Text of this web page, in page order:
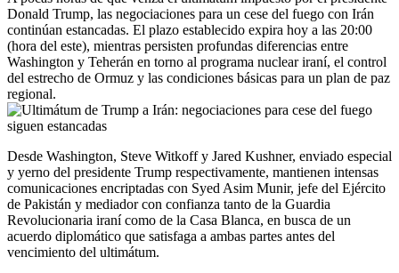
Donald Trump, las negociaciones para un cese del fuego con Irán
continúan estancadas. El plazo establecido expira hoy a las 20:00
(hora del este), mientras persisten profundas diferencias entre
Washington y Teherán en torno al programa nuclear iraní, el control
del estrecho de Ormuz y las condiciones básicas para un plan de paz
regional.
Desde Washington, Steve Witkoff y Jared Kushner, enviado especial
y yerno del presidente Trump respectivamente, mantienen intensas
comunicaciones encriptadas con Syed Asim Munir, jefe del Ejército
de Pakistán y mediador con confianza tanto de la Guardia
Revolucionaria iraní como de la Casa Blanca, en busca de un
acuerdo diplomático que satisfaga a ambas partes antes del
vencimiento del ultimátum.